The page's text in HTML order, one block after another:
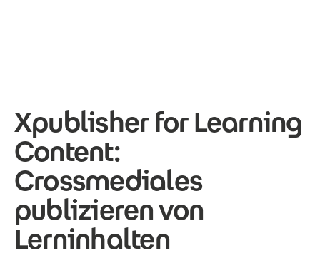
Xpublisher for Learning
Content:
Crossmediales
publizieren von
Lerninhalten